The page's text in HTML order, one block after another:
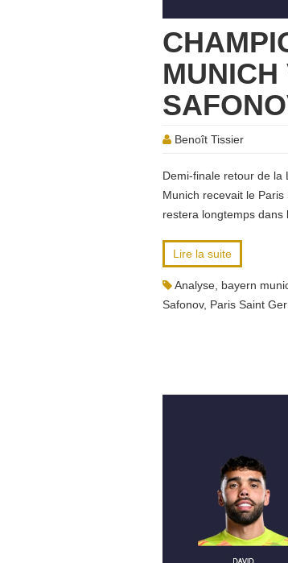
Benoît Tissier
Demi-finale retour de la
Munich recevait le
restera longtemps dans
Lire la suite
Analyse bayern
Safonov, Paris Saint